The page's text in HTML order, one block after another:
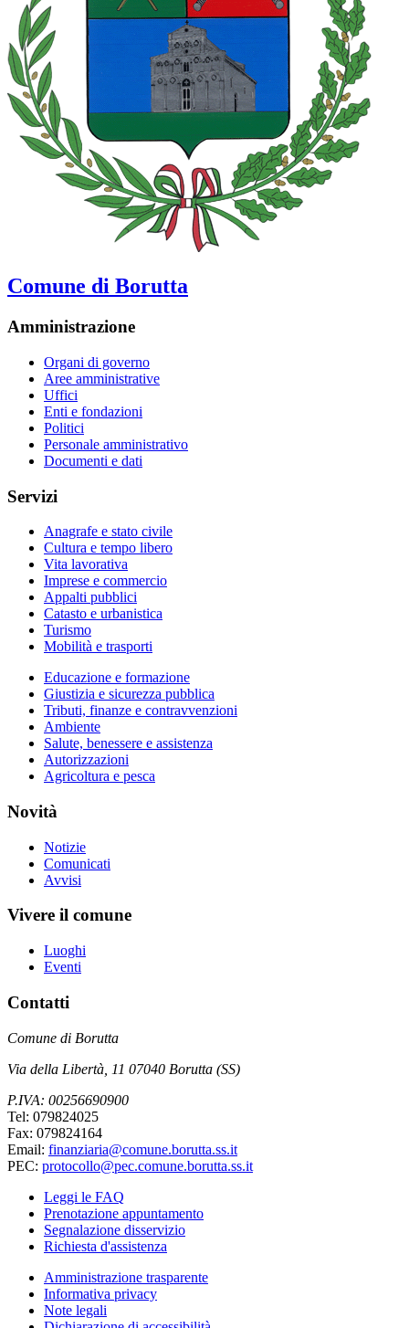
Comune di Borutta
Amministrazione
Organi di governo
Aree amministrative
Uffici
Enti e fondazioni
Politici
Personale amministrativo
Documenti e dati
Servizi
Anagrafe e stato civile
Cultura e tempo libero
Vita lavorativa
Imprese e commercio
Appalti pubblici
Catasto e urbanistica
Turismo
Mobilità e trasporti
Educazione e formazione
Giustizia e sicurezza pubblica
Tributi, finanze e contravvenzioni
Ambiente
Salute, benessere e assistenza
Autorizzazioni
Agricoltura e pesca
Novità
Notizie
Comunicati
Avvisi
Vivere il comune
Luoghi
Eventi
Contatti
Comune di Borutta
Via della Libertà, 11 07040 Borutta (SS)
P.IVA: 00256690900
Tel: 079824025
Fax: 079824164
Email: finanziaria@comune.borutta.ss.it
PEC: protocollo@pec.comune.borutta.ss.it
Leggi le FAQ
Prenotazione appuntamento
Segnalazione disservizio
Richiesta d'assistenza
Amministrazione trasparente
Informativa privacy
Note legali